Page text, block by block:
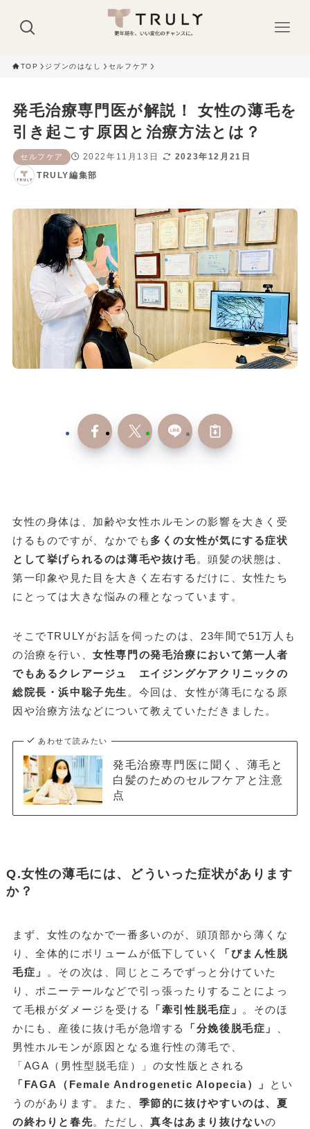
TOP ジブンのはなし セルフケア
発毛治療専門医が解説！ 女性の薄毛を
引き起こす原因と治療方法とは？
セルフケア 2022年11月13日
2023年12月21日
TRULY編集部
女性の身体は、加齢や女性ホルモンの影響を大きく受
けるものですが、なかでも 多くの女性が気にする症状
として挙げられるのは薄毛や抜け毛。頭髪の状態は、
第一印象や見た目を大きく左右するだけに、女性たち
にとっては大きな悩みの種となっています。
そこでTRULYがお話を伺ったのは、23年間で51万人も
の治療を行い、女性専門の発毛治療において第一人者
でもあるクレアージュ エイジングケアクリニックの
総院長・浜中聡子先生 。今回は、女性が薄毛になる原
因や治療方法などについて教えていただきました。
あわせて読みたい
発毛治療専門医に聞く、薄毛と
白髪のためのセルフケアと注意
点
Q.女性の薄毛には、どういった症状があります
か？
まず、女性のなかで一番多いのが、頭頂部から薄くな
り、全体的にボリュームが低下していく
「びまん性脱
毛症」
。その次は、同じところでずっと分けていた
り、ポニーテールなどで引っ張ったりすることによっ
て毛根がダメージを受ける
「牽引性脱毛症」
。そのほ
かにも、産後に抜け毛が急増する
「分娩後脱毛症」
男性ホルモンが原因となる進行性の薄毛で、
「AGA（男性型脱毛症）」の女性版とされる
「FAGA（Female Androgenetic Alopecia）」
とい
うのがあります。また、 季節的に抜けやすいのは、夏
の終わりと春先。ただし、真冬はあまり抜けないの